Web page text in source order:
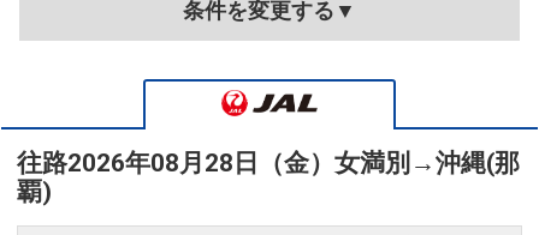
条件を変更する▼
往路2026年08月28日（金） 女満別 →沖縄(那
覇)